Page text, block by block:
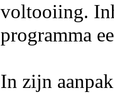
voltooiing.
programma
In zijn